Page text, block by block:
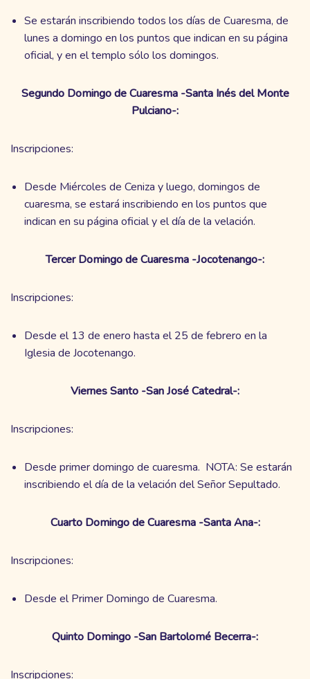
Se estarán inscribiendo todos los días de Cuaresma, de
lunes a domingo en los puntos que indican en su página
oficial, y en el templo sólo los domingos.
Segundo Domingo de Cuaresma -Santa Inés del Monte
Pulciano-:
Inscripciones:
Desde Miércoles de Ceniza y luego, domingos de
cuaresma, se estará inscribiendo en los puntos que
indican en su página oficial y el día de la velación.
Tercer Domingo de Cuaresma -Jocotenango-:
Inscripciones:
Desde el 13 de enero hasta el 25 de febrero en la
Iglesia de Jocotenango.
Viernes Santo -San José Catedral-:
Inscripciones:
Desde primer domingo de cuaresma. NOTA: Se estarán
inscribiendo el día de la velación del Señor Sepultado.
Cuarto Domingo de Cuaresma -Santa Ana-:
Inscripciones:
Desde el Primer Domingo de Cuaresma.
Quinto Domingo -San Bartolomé Becerra-:
Inscripciones: